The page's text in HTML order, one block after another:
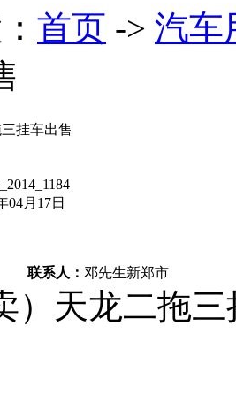
首页 -> 汽车
挂车出售
04月17日
联系人： 邓先生新郑市
）天龙二拖